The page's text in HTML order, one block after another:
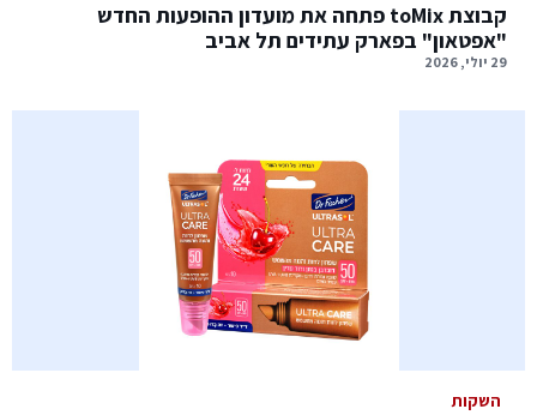
קבוצת toMix פתחה את מועדון ההופעות החדש
"אפטאון" בפארק עתידים תל אביב
29 יולי, 2026
השקות